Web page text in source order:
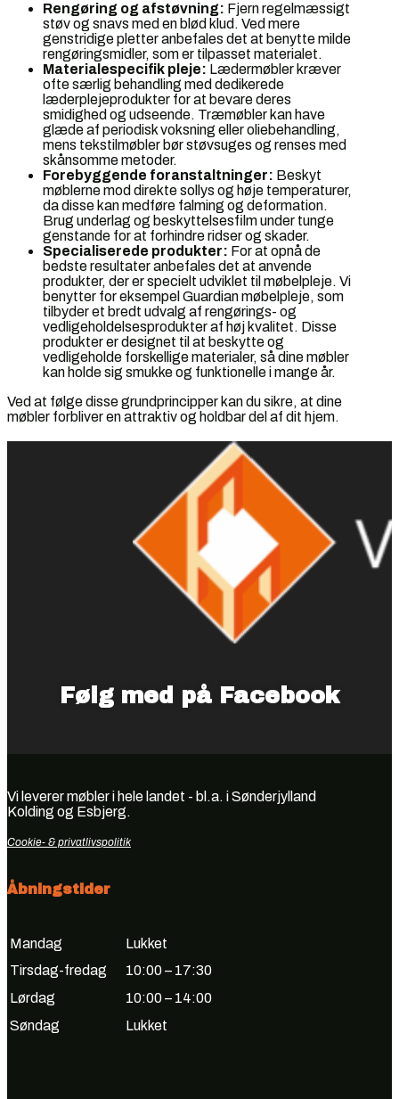
Rengøring og afstøvning: Fjern regelmæssigt
støv og snavs med en blød klud. Ved mere
genstridige pletter anbefales det at benytte milde
rengøringsmidler, som er tilpasset materialet.
Materialespecifik pleje: Lædermøbler kræver
ofte særlig behandling med dedikerede
læderplejeprodukter for at bevare deres
smidighed og udseende. Træmøbler kan have
glæde af periodisk voksning eller oliebehandling,
mens tekstilmøbler bør støvsuges og renses med
skånsomme metoder.
Forebyggende foranstaltninger: Beskyt
møblerne mod direkte sollys og høje temperaturer,
da disse kan medføre falming og deformation.
Brug underlag og beskyttelsesfilm under tunge
genstande for at forhindre ridser og skader.
Specialiserede produkter: For at opnå de
bedste resultater anbefales det at anvende
produkter, der er specielt udviklet til møbelpleje. Vi
benytter for eksempel Guardian møbelpleje, som
tilbyder et bredt udvalg af rengørings- og
vedligeholdelsesprodukter af høj kvalitet. Disse
produkter er designet til at beskytte og
vedligeholde forskellige materialer, så dine møbler
kan holde sig smukke og funktionelle i mange år.
Ved at følge disse grundprincipper kan du sikre, at dine
møbler forbliver en attraktiv og holdbar del af dit hjem.
Følg med på Facebook
Vi leverer møbler i hele landet - bl.a. i Sønderjylland
Kolding og Esbjerg.
Cookie- & privatlivspolitik
Åbningstider
Mandag
Lukket
Tirsdag-fredag
10:00 – 17:30
Lørdag
10:00 – 14:00
Søndag
Lukket